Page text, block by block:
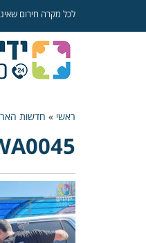
לכל מקרה חירום שאינו
ראשי » חדשות